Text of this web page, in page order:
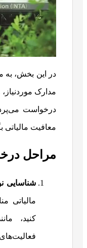
در این بخش، به
مدارک
درخواست
معافیت مالیاتی
مراحل
شناسایی
مالیاتی
کنید،